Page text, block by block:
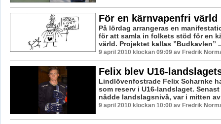
För en kärnvapenfri värld
På lördag arrangeras en
för att samla in folkets stöd för en
värld. Projektet kallas ”Budkavlen”
9 april 2010 klockan 09:09 av Fredrik
Felix blev U16-
Lindlövenfostrade Felix Scharnke
som reserv i U16-landslaget.
nådde landslagsnivå, var i mitten
9 april 2010 klockan 10:00 av Fredrik